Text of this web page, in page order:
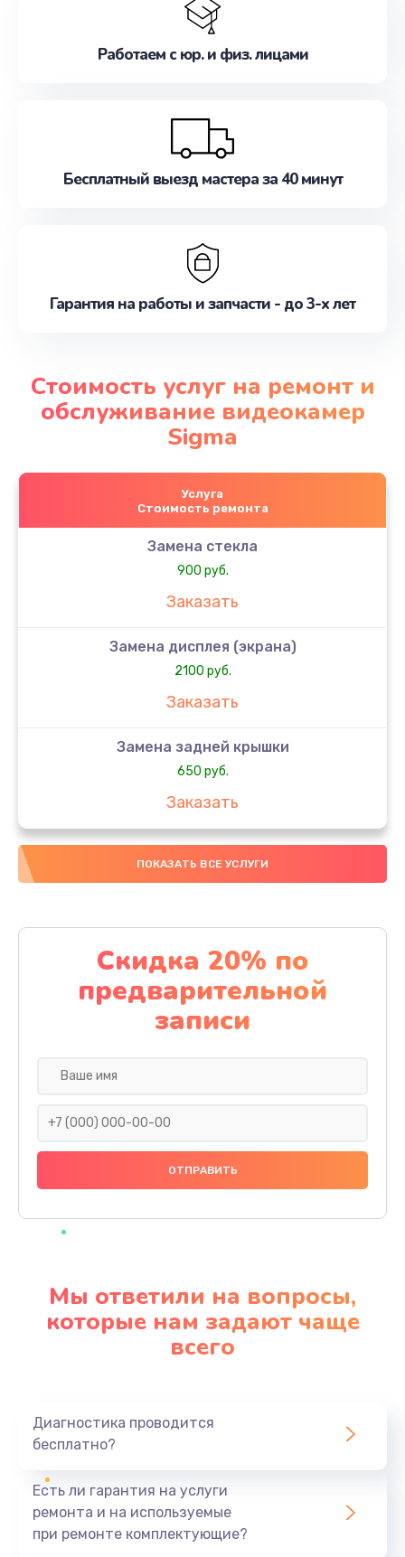
Работаем с юр. и физ. лицами
Бесплатный выезд мастера за 40 минут
Гарантия на работы и запчасти - до 3-х лет
Стоимость услуг на ремонт и
обслуживание видеокамер
Sigma
Услуга
Стоимость ремонта
Замена стекла
900 руб.
Заказать
Замена дисплея (экрана)
2100 руб.
Заказать
Замена задней крышки
650 руб.
Заказать
Замена аккумулятора
4000 руб.
Замена материнской платы
1100 руб.
Заказать
Замена праймера
1000 руб.
Заказать
Профилактическая чистка
Заказать
ПОКАЗАТЬ ВСЕ УСЛУГИ
Скидка 20% по
предварительной
записи
Мы ответили на вопросы,
которые нам задают чаще
всего
Диагностика проводится
бесплатно?
Есть ли гарантия на услуги
ремонта и на используемые
при ремонте комплектующие?